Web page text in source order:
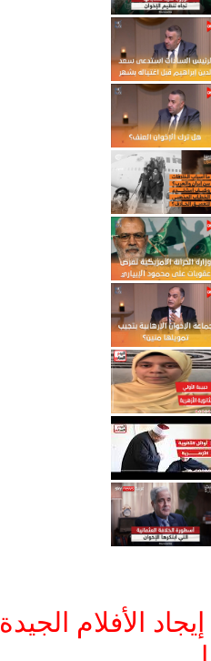
الأفلام الجيدة